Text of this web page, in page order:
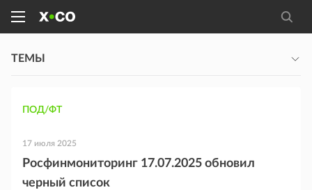
ТЕМЫ
ПОД/ФТ
17 июля 2025
Росфинмониторинг 17.07.2025 обновил
черный список